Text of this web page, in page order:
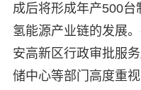
成后将形成年产500
氢能源产业链的发展
安高新区行政审批服
储中心等部门高度重